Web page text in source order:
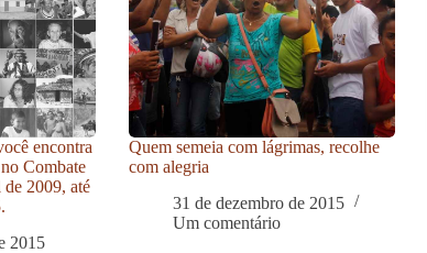
encontra
Combate
2009, até
2015
Quem semeia com lágrimas, recolhe
com alegria
31 de dezembro de 2015
Um comentário